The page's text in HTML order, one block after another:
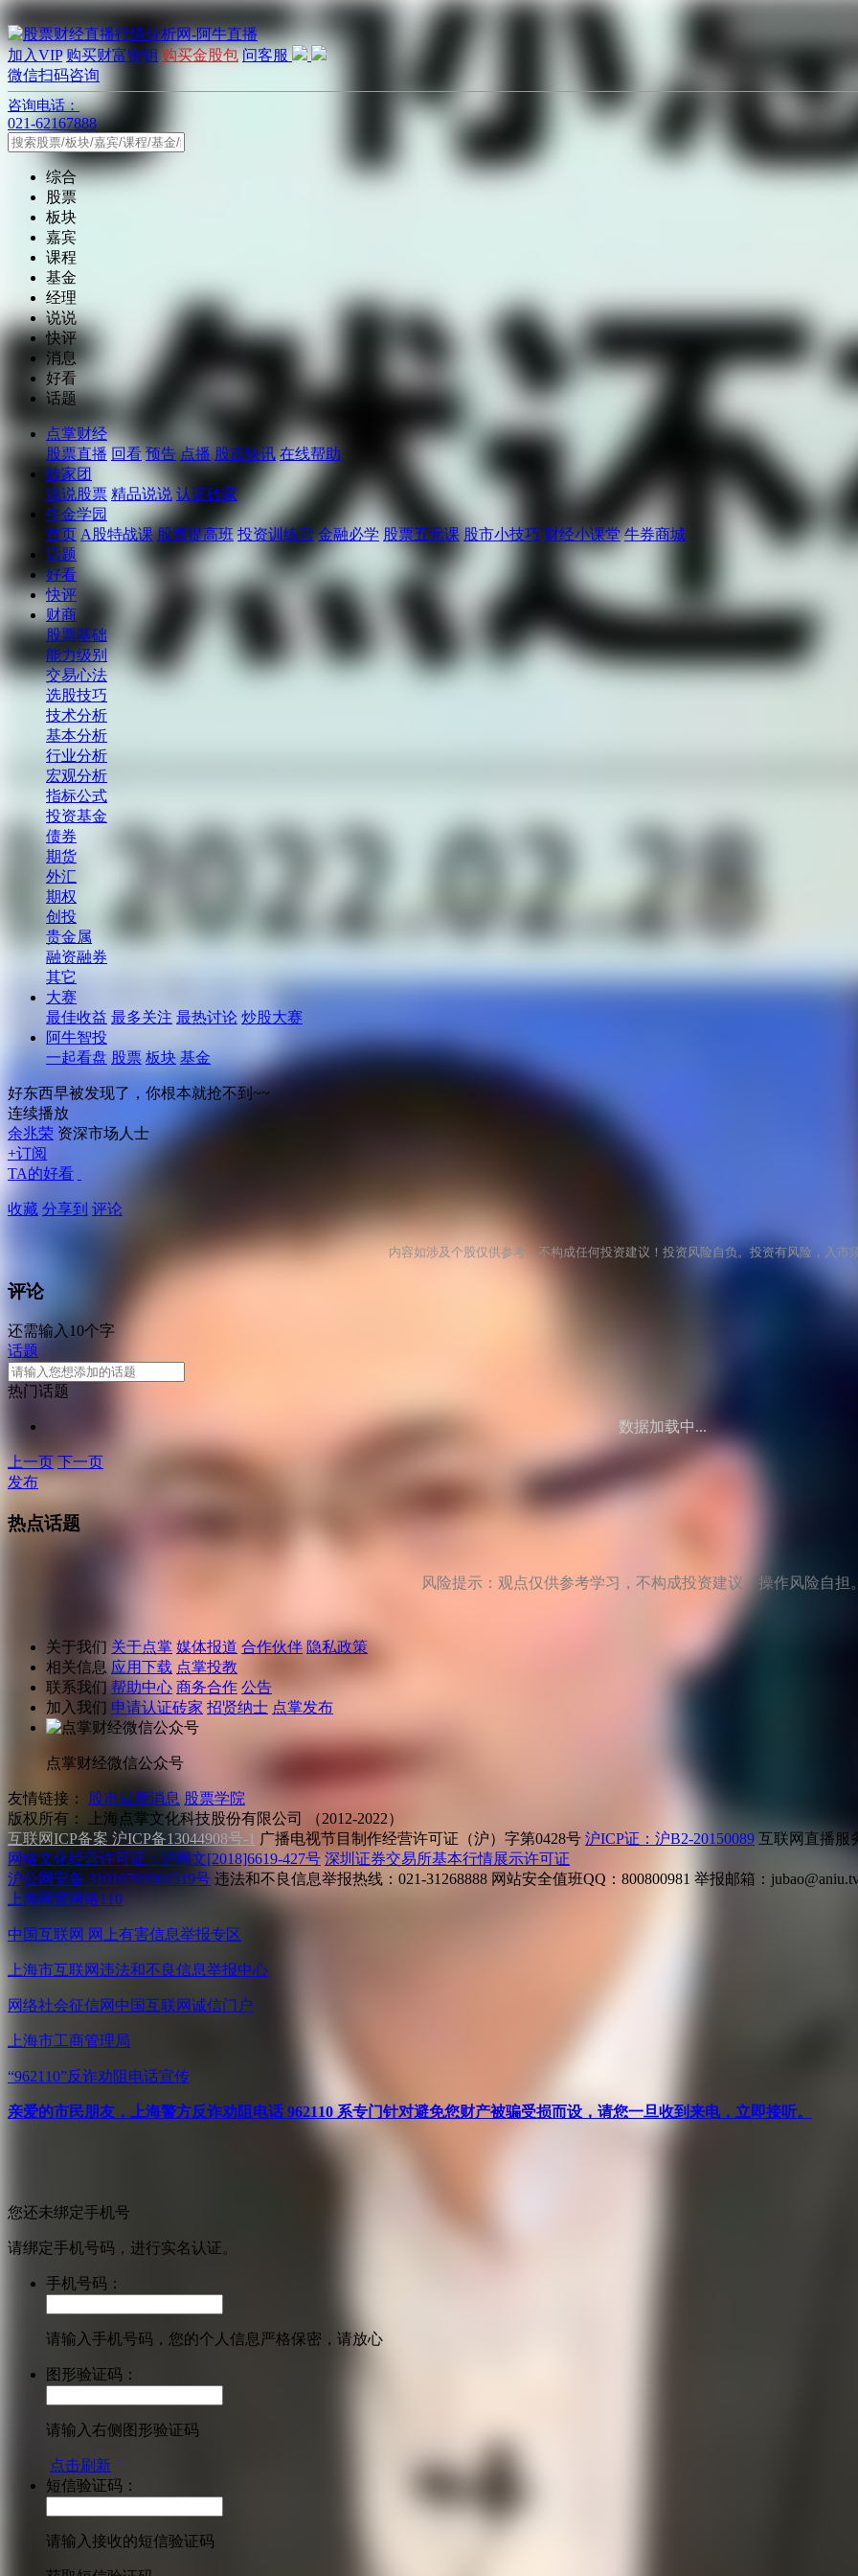
加入VIP 购买财富密钥 购买金股包 问客服
微信扫码咨询
咨询电话：
021-62167888
综合
股票
板块
嘉宾
课程
基金
经理
说说
快评
消息
好看
话题
点掌财经
股票直播 回看 预告 点播 股市快讯 在线帮助
砖家团
说说股票 精品说说 认证砖家
牛金学园
首页 A股特战课 股票提高班 投资训练营 金融必学 股票五元课 股市小技巧 财经小课堂 牛券商城
话题
好看
快评
财商
股票基础
能力级别
交易心法
选股技巧
技术分析
基本分析
行业分析
宏观分析
指标公式
投资基金
债券
期货
外汇
期权
创投
贵金属
融资融券
其它
大赛
最佳收益 最多关注 最热讨论 炒股大赛
阿牛智投
一起看盘 股票 板块 基金
好东西早被发现了，你根本就抢不到~~
连续播放
余兆荣 资深市场人士
+订阅
TA的好看
收藏 分享到 评论
内容如涉及个股仅供参考，不构成任何投资建议！投资风险自负。投资有风险，入市
评论
还需输入10个字
话题
热门话题
数据加载中...
上一页 下一页
发布
热点话题
风险提示：观点仅供参考学习，不构成投资建议，操作风险自担
关于我们 关于点掌 媒体报道 合作伙伴 隐私政策
相关信息 应用下载 点掌投教
联系我们 帮助中心 商务合作 公告
加入我们 申请认证砖家 招贤纳士 点掌发布
点掌财经微信公众号
友情链接： 股市最新消息 股票学院
版权所有：
上海点掌文化科技股份有限公司 （2012-2022）
互联网ICP备案 沪ICP备13044908号-1 广播电视节目制作经营许可证（沪）字第0428号 沪ICP证：沪B2-20150089 互联网直播服
网络文化经营许可证：沪网文[2018]6619-427号 深圳证券交易所基本行情展示许可证
沪公网安备 31010702001519号 违法和不良信息举报热线：021-31268888 网站安全值班QQ：800800981 举报邮箱：
上海网警网络110
中国互联网 网上有害信息举报专区
上海市互联网违法和不良信息举报中心
网络社会征信网 中国互联网诚信门户
上海市工商管理局
“962110”反诈劝阻电话宣传
亲爱的市民朋友，上海警方反诈劝阻电话 962110 系专门针对避免您财产被骗受损而设，请您一旦收到来电，立即接听。
您还未绑定手机号
请绑定手机号码，进行实名认证。
手机号码：
请输入手机号码，您的个人信息严格保密，请放心
图形验证码：
请输入右侧图形验证码
点击刷新
短信验证码：
请输入接收的短信验证码